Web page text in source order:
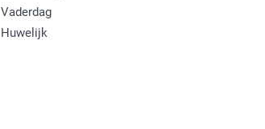
Vaderdag
Huwelijk